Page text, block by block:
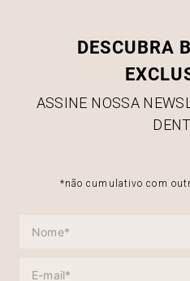
DESCUBRA
ASSINE NOSSA
*não cumulativo com